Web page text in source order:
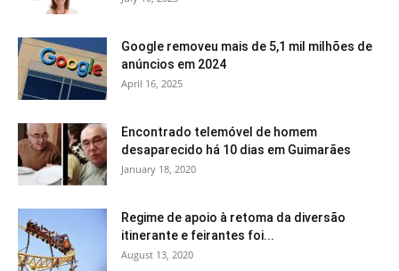
Google removeu mais de 5,1 mil milhões de
anúncios em 2024
April 16, 2025
Encontrado telemóvel de homem
desaparecido há 10 dias em Guimarães
January 18, 2020
Regime de apoio à retoma da diversão
itinerante e feirantes foi...
August 13, 2020